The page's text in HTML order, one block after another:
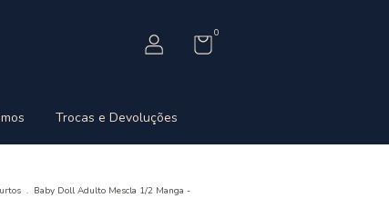
0
Trocas e Devoluções
. Baby Doll Adulto Mescla 1/2 Manga -